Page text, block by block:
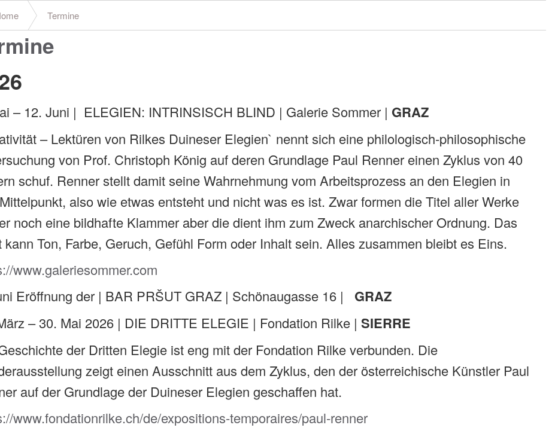
Termine
– 12. Juni | ELEGIEN: INTRINSISCH BLIND | Galerie Sommer | GRAZ
– Lektüren von Rilkes Duineser Elegien` nennt sich eine philologisch-philosophische
von Prof. Christoph König auf deren Grundlage Paul Renner einen Zyklus von 40
schuf. Renner stellt damit seine Wahrnehmung vom Arbeitsprozess an den Elegien in
also wie etwas entsteht und nicht was es ist. Zwar formen die Titel aller Werke
noch eine bildhafte Klammer aber die dient ihm zum Zweck anarchischer Ordnung. Das
kann Ton, Farbe, Geruch, Gefühl Form oder Inhalt sein. Alles zusammen bleibt es Eins.
www.galeriesommer.com
Eröffnung der | BAR PRŠUT GRAZ | Schönaugasse 16 | GRAZ
– 30. Mai 2026 | DIE DRITTE ELEGIE | Fondation Rilke |SIERRE
der Dritten Elegie ist eng mit der Fondation Rilke verbunden. Die
zeigt einen Ausschnitt aus dem Zyklus, den der österreichische Künstler Paul
auf der Grundlage der Duineser Elegien geschaffen hat.
www.fondationrilke.ch/de/expositions-temporaires/paul-renner